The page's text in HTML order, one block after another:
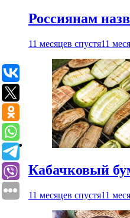
Россиянам
11 месяцев спустя11
Кабачковый
11 месяцев спустя11